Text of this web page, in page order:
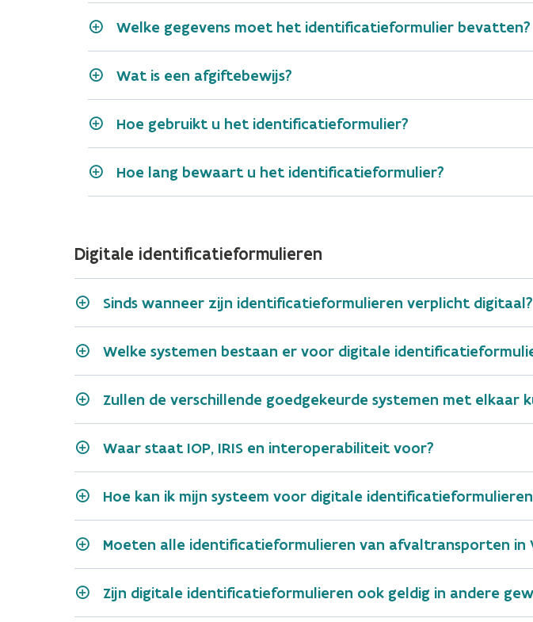
particulier
naar uw leverancier van soortgelijke
dierlijke afvalstoffen het besluit
Welke gegevens moet het identificatieformulier bevatten?
datum
de naam,
het adres;
adres van verzending
ondernemingen),
de naam,
het adres;
vervoerder(s)
het identificatienummer (ondernemingsnummer voor
ondernemingen),
de naam,
Wat is een afgiftebewijs?
Hoe gebruikt u het identificatieformulier?
Vóór het transport
Start van het transport
Op de bestemming
Hoe lang bewaart u het identificatieformulier?
Digitale identificatieformulieren
Sinds wanneer zijn identificatieformulieren verplicht digitaal?
Welke systemen bestaan er voor digitale
Systeem Website
Pionira https://www.pionira.be
Ubidata UBI
DigiForm https://www.digiform.be DGF
SOFTWARE
https://oms4business.com OMS
Zullen de verschillende goedgekeurde systemen met elkaar
Waar staat IOP, IRIS en interoperabiliteit voor?
Hoe kan ik mijn systeem voor digitale
Moeten alle identificatieformulieren van afvaltransporten in
Zijn digitale identificatieformulieren ook geldig in andere